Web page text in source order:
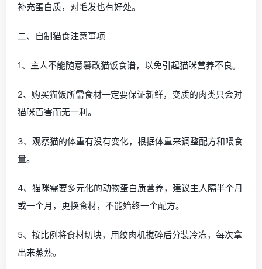
补充蛋白质，对毛发也有好处。
二、自制猫食注意事项
1、主人不能随意篡改猫饭食谱，以免引起猫咪营养不良。
2、购买猫饭所需食材一定要保证新鲜，变质的肉类只会对
猫咪百害而无一利。
3、观察猫的体重有没有变化，根据体重来调整配方和喂食
量。
4、猫咪需要多元化的动物蛋白质营养，建议主人隔半个月
或一个月，更换食材，不能始终一个配方。
5、按比例将食材切块，用绞肉机搅碎后分装冷冻，每次拿
出来蒸熟。